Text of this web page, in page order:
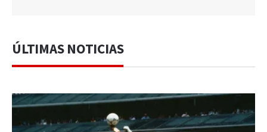
ÚLTIMAS NOTICIAS